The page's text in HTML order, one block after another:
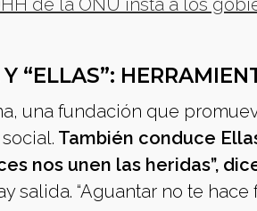
de la ONU insta a los
“ELLAS”:
una fundación que
También conduce
nos unen las heridas”,
salida. “Aguantar no te